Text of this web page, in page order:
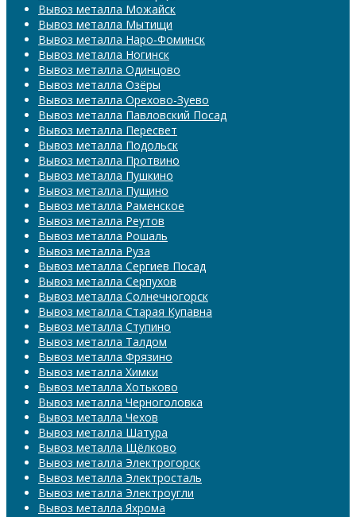
Вывоз металла Можайск
Вывоз металла Мытищи
Вывоз металла Наро-Фоминск
Вывоз металла Ногинск
Вывоз металла Одинцово
Вывоз металла Озёры
Вывоз металла Орехово-Зуево
Вывоз металла Павловский Посад
Вывоз металла Пересвет
Вывоз металла Подольск
Вывоз металла Протвино
Вывоз металла Пушкино
Вывоз металла Пущино
Вывоз металла Раменское
Вывоз металла Реутов
Вывоз металла Рошаль
Вывоз металла Руза
Вывоз металла Сергиев Посад
Вывоз металла Серпухов
Вывоз металла Солнечногорск
Вывоз металла Старая Купавна
Вывоз металла Ступино
Вывоз металла Талдом
Вывоз металла Фрязино
Вывоз металла Химки
Вывоз металла Хотьково
Вывоз металла Черноголовка
Вывоз металла Чехов
Вывоз металла Шатура
Вывоз металла Щёлково
Вывоз металла Электрогорск
Вывоз металла Электросталь
Вывоз металла Электроугли
Вывоз металла Яхрома